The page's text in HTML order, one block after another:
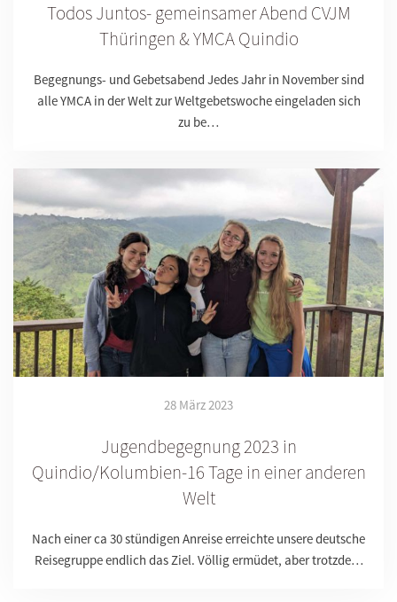
Todos Juntos- gemeinsamer Abend CVJM
Thüringen & YMCA Quindio
Begegnungs- und Gebetsabend Jedes Jahr in November sind
alle YMCA in der Welt zur Weltgebetswoche eingeladen sich
zu be…
28 März 2023
Jugendbegegnung 2023 in
Quindio/Kolumbien-16 Tage in einer anderen
Welt
Nach einer ca 30 stündigen Anreise erreichte unsere deutsche
Reisegruppe endlich das Ziel. Völlig ermüdet, aber trotzde…